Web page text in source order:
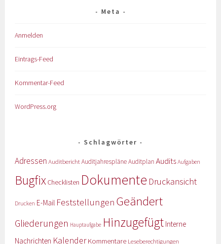
Meta
Anmelden
Eintrags-Feed
Kommentar-Feed
WordPress.org
Schlagwörter
Adressen AuditberichtAuditjahrespläneAuditplan Audits Aufgaben
Bugfix Checklisten Dokumente Druckansicht
Drucken E-Mail Feststellungen Geändert
Gliederungen Hauptaufgabe Hinzugefügt Interne
Nachrichten KalenderKommentare Leseberechtigungen